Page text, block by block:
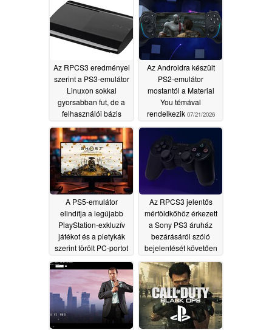
Az RPCS3 eredményei
szerint a PS3-emulátor
Linuxon sokkal
gyorsabban fut, de a
felhasználói bázis
tekintetében továbbra
is a Windows dominál
08/05/2026
Az Androidra készült
PS2-emulátor
mostantól a Material
You témával
rendelkezik 07/21/2026
A PS5-emulátor
elindítja a legújabb
PlayStation-exkluzív
játékot és a pletykák
szerint törölt PC-portot
07/20/2026
Az RPCS3 jelentős
mérföldkőhöz érkezett
a Sony PS3 áruház
bezárásáról szóló
bejelentését követően
07/18/2026